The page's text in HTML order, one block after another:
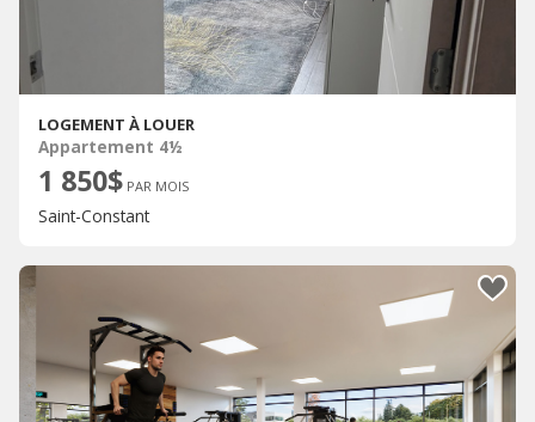
LOGEMENT À LOUER
Appartement 4½
1 850$ PAR MOIS
Saint-Constant